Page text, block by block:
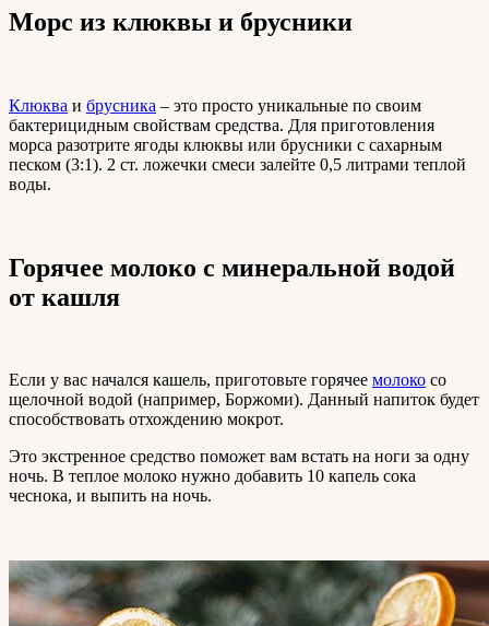
Морс из клюквы и брусники
Клюква и брусника – это просто уникальные по своим
бактерицидным свойствам средства. Для приготовления
морса разотрите ягоды клюквы или брусники с сахарным
песком (3:1). 2 ст. ложечки смеси залейте 0,5 литрами теплой
воды.
Горячее молоко с минеральной водой
от кашля
Если у вас начался кашель, приготовьте горячее молоко со
щелочной водой (например, Боржоми). Данный напиток будет
способствовать отхождению мокрот.
Это экстренное средство поможет вам встать на ноги за одну
ночь. В теплое молоко нужно добавить 10 капель сока
чеснока, и выпить на ночь.